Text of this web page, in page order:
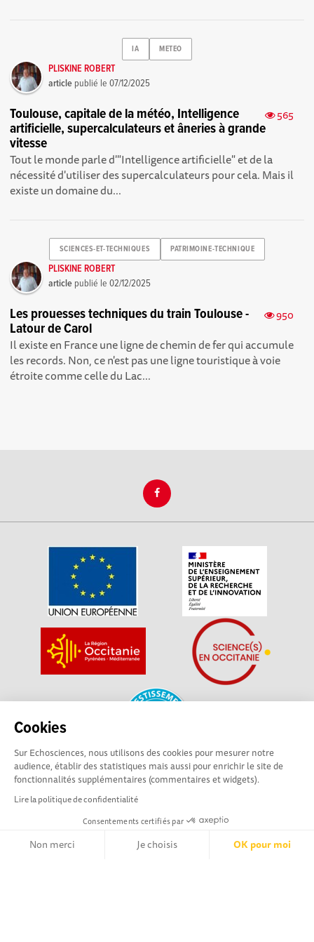
Cookies
Sur Echosciences, nous utilisons des cookies pour mesurer notre
audience, établir des statistiques mais aussi pour enrichir le site de
fonctionnalités supplémentaires (commentaires et widgets).
Lire la politique de confidentialité
Consentements certifiés par
Non merci Je choisis OK pour moi
IA METEO
PLISKINE ROBERT
article publié le07/12/2025
565
Toulouse, capitale de la météo, Intelligence
artificielle, supercalculateurs et âneries à grande
vitesse
Tout le monde parle d'"Intelligence artificielle" et de la
nécessité d'utiliser des supercalculateurs pour cela. Mais il
existe un domaine du...
SCIENCES-ET-TECHNIQUES PATRIMOINE-TECHNIQUE
PLISKINE ROBERT
article publié le02/12/2025
950
Les prouesses techniques du train Toulouse -
Latour de Carol
Il existe en France une ligne de chemin de fer qui accumule
les records. Non, ce n'est pas une ligne touristique à voie
étroite comme celle du Lac...
La plateforme Science(s) en Occitanie est le média social des
amateurs de sciences et de technologies du territoire. Elle
est propulsée par Instant Science, avec la participation et le
soutien de nombreux acteurs locaux. Ce projet est cofinancé
par les Investissements d'avenir, la Région Occitanie et